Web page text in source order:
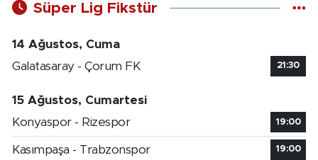
Süper Lig Fikstür
14 Ağustos, Cuma
Galatasaray - Çorum FK
21:30
15 Ağustos, Cumartesi
Konyaspor - Rizespor
19:00
Kasımpaşa - Trabzonspor 19:00